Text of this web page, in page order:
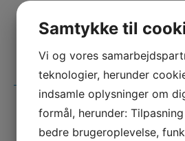
Samtykke til
Vi og vores
teknologier, herunder
indsamle oplysninger om
formål, herunder:
bedre brugeroplevelse,